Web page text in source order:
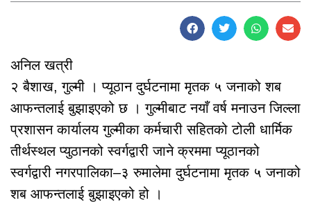
अनिल खत्री
२ बैशाख, गुल्मी । प्यूठान दुर्घटनामा मृतक ५ जनाको शब
आफन्तलाई बुझाइएको छ । गुल्मीबाट नयाँ वर्ष मनाउन जिल्ला
प्रशासन कार्यालय गुल्मीका कर्मचारी सहितको टोली धार्मिक
तीर्थस्थल प्युठानको स्वर्गद्वारी जाने क्रममा प्यूठानको
स्वर्गद्वारी नगरपालिका–३ रुमालेमा दुर्घटनामा मृतक ५ जनाको
शब आफन्तलाई बुझाइएको हो ।